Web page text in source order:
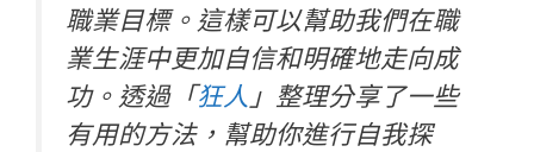
職業目標。這樣可以幫助我們在職
業生涯中更加自信和明確地走向成
功。透過「狂人 」整理分享了一些
有用的方法，幫助你進行自我探